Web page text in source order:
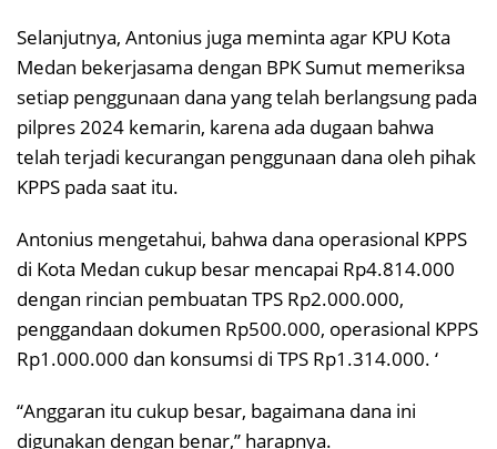
Selanjutnya, Antonius juga meminta agar KPU Kota
Medan bekerjasama dengan BPK Sumut memeriksa
setiap penggunaan dana yang telah berlangsung pada
pilpres 2024 kemarin, karena ada dugaan bahwa
telah terjadi kecurangan penggunaan dana oleh pihak
KPPS pada saat itu.
Antonius mengetahui, bahwa dana operasional KPPS
di Kota Medan cukup besar mencapai Rp4.814.000
dengan rincian pembuatan TPS Rp2.000.000,
penggandaan dokumen Rp500.000, operasional KPPS
Rp1.000.000 dan konsumsi di TPS Rp1.314.000. ‘
“Anggaran itu cukup besar, bagaimana dana ini
digunakan dengan benar,’’ harapnya.